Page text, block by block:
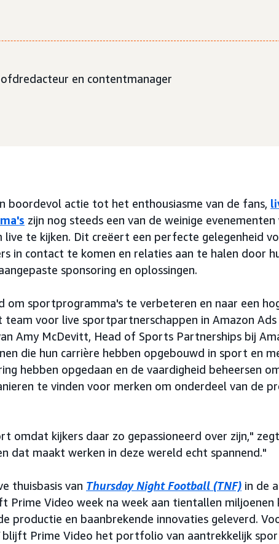
en contentmanager
boordevol actie tot het enthousiasme van de fans,
zijn nog steeds een van de weinige
live te kijken. Dit creëert een perfecte gelegenheid
in contact te komen en relaties aan te halen door
sponsoring en oplossingen.
om sportprogramma's te verbeteren en naar een
team voor live sportpartnerschappen in Amazon
Amy McDevitt, Head of Sports Partnerships bij
die hun carrière hebben opgebouwd in sport en
hebben opgedaan en de vaardigheid beheersen
te vinden voor merken om onderdeel van de
omdat kijkers daar zo gepassioneerd over zijn,"
dat maakt werken in deze wereld echt spannend."
thuisbasis van Thursday Night Football (TNF) in de
Prime Video week na week aan tientallen miljoenen
productie en baanbrekende innovaties geleverd.
blijft Prime Video het portfolio van aantrekkelijk